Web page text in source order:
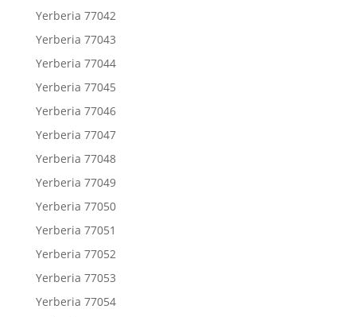
Yerberia 77042
Yerberia 77043
Yerberia 77044
Yerberia 77045
Yerberia 77046
Yerberia 77047
Yerberia 77048
Yerberia 77049
Yerberia 77050
Yerberia 77051
Yerberia 77052
Yerberia 77053
Yerberia 77054